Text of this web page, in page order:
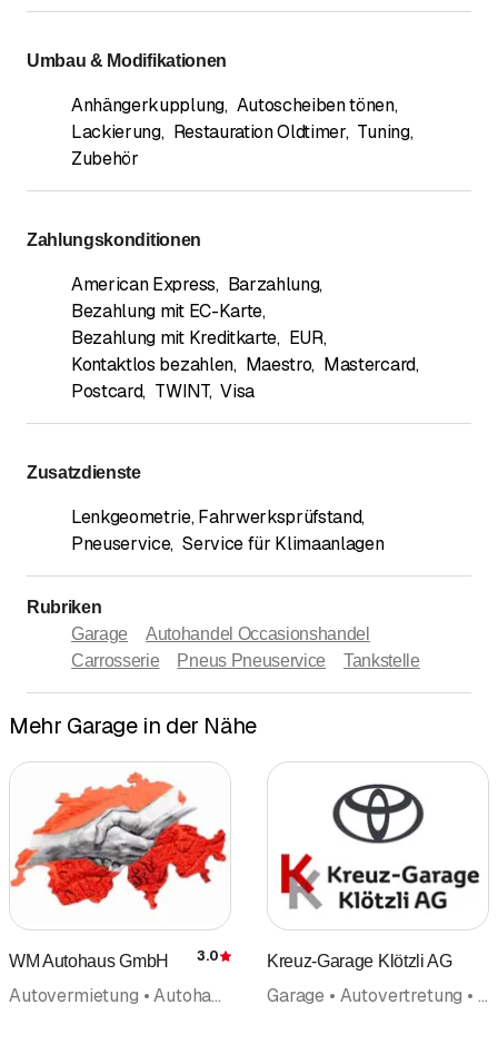
Umbau & Modifikationen
Anhängerkupplung, Autoscheiben tönen,
Lackierung, Restauration Oldtimer, Tuning,
Zubehör
Zahlungskonditionen
American Express, Barzahlung,
Bezahlung mit EC-Karte,
Bezahlung mit Kreditkarte, EUR,
Kontaktlos bezahlen, Maestro, Mastercard,
Postcard, TWINT, Visa
Zusatzdienste
Lenkgeometrie, Fahrwerksprüfstand,
Pneuservice, Service für Klimaanlagen
Rubriken
Garage
Autohandel Occasionshandel
Carrosserie
Pneus Pneuservice Tankstelle
Mehr Garage in der Nähe
WM Autohaus GmbH Bewertung
3.0
Autovermietung • Autohandel Occasionshandel • Occasionen • Garage • Pneus Pneuservice
Kreuz-Garage Klötzli AG
Garage • Autovertretung • Autohandel Occasionshandel • Occasionen • Pneus Pneuservice